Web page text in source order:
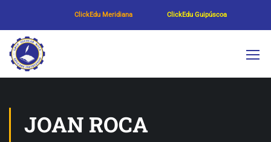
ClickEdu Meridiana ClickEdu Guipúscoa
JOAN ROCA